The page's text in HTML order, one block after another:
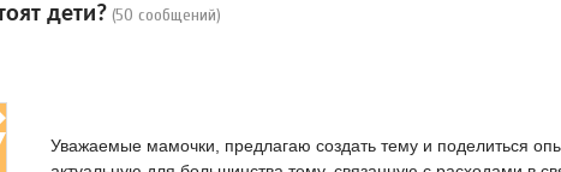
дети? (50 сообщений)
Уважаемые мамочки, предлагаю создать тему и поделиться